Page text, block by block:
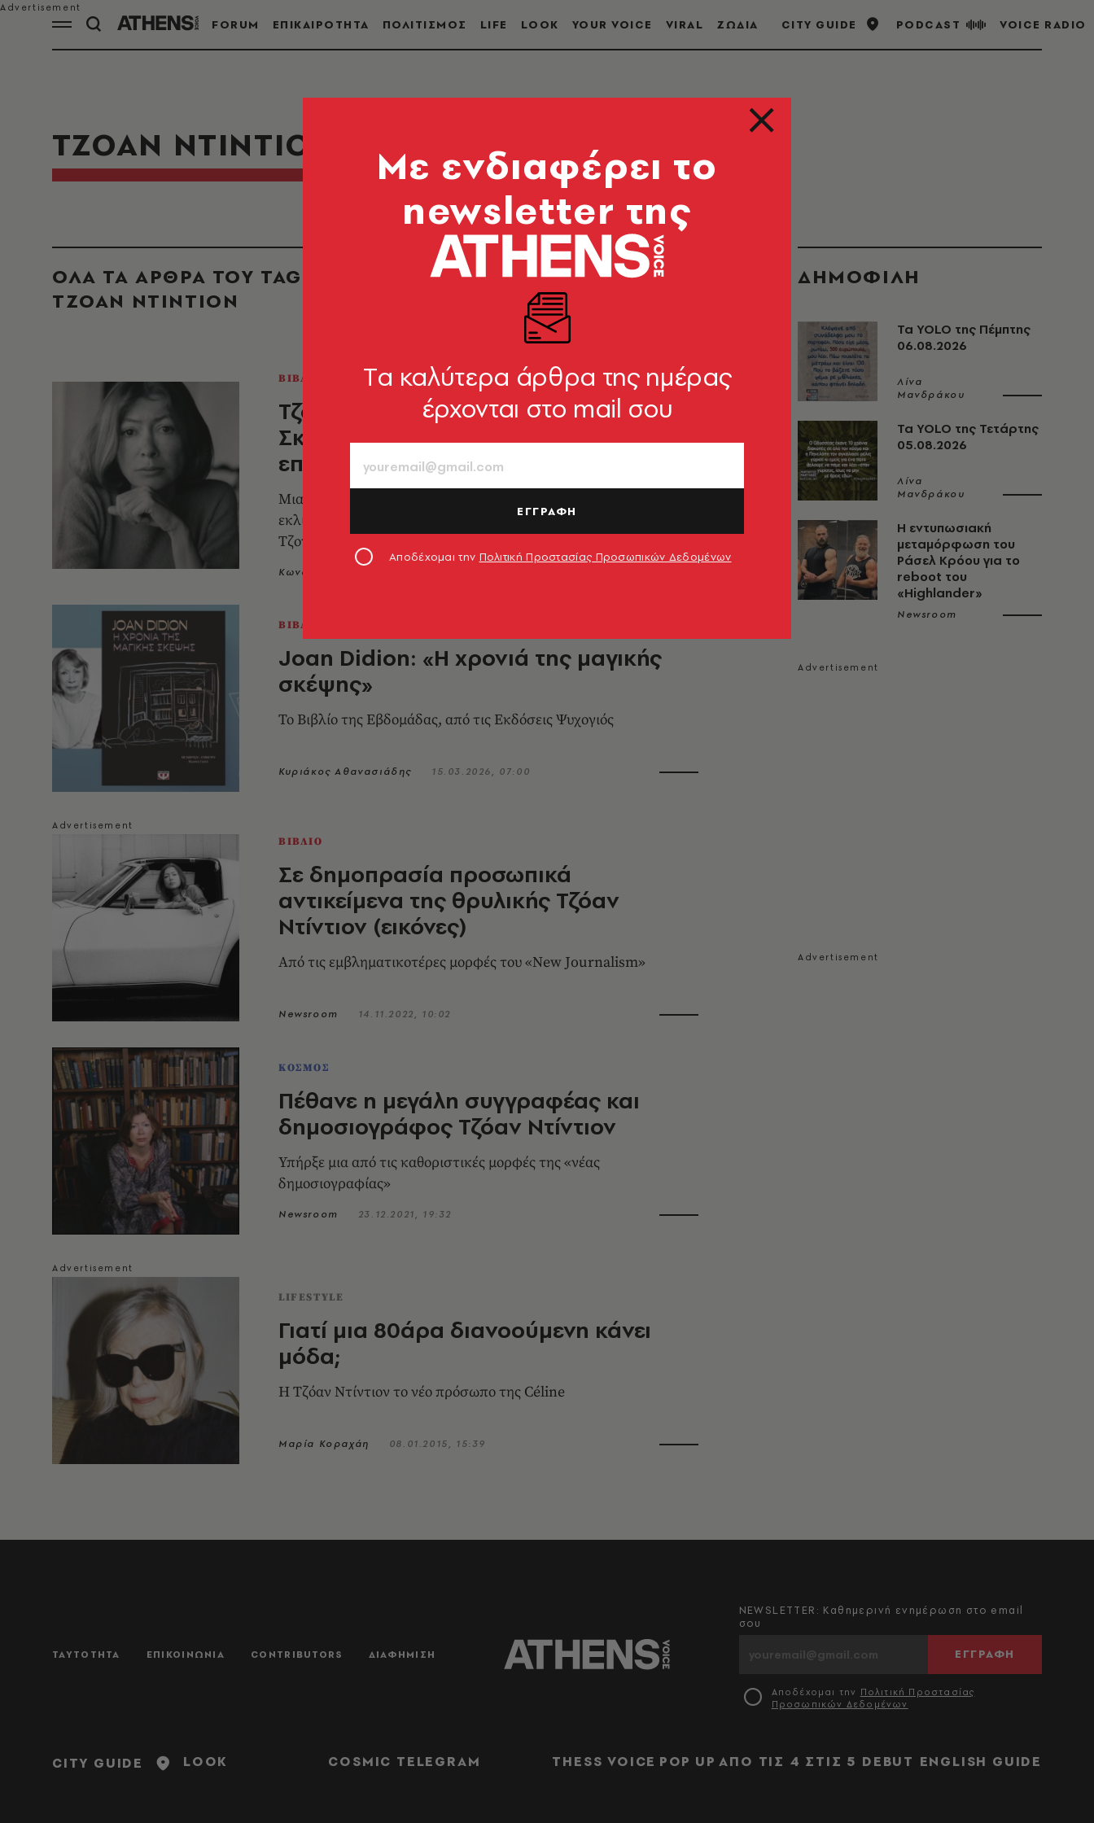
FORUM ΕΠΙΚΑΙΡΟΤΗΤΑ ΠΟΛΙΤΙΣΜΟΣ LIFE LOOK YOUR VOICE VIRAL ΖΩΔΙΑ CITY GUIDE PODCAST VOICE RADIO
ΤΖΟΑΝ ΝΤΙΝΤΙΟΝ
ΟΛΑ ΤΑ ΑΡΘΡΑ ΤΟΥ TAG
ΤΖΟΑΝ ΝΤΙΝΤΙΟΝ
ΒΙΒΛΙΟ
Τζόαν Ντίντιον - Η Xρονιά της Μαγικής
Σκέψης: Το γράψιμο ως τακτική
επιβίωσης
Μια «δημοσιογραφική» εξερεύνηση του πένθους, για τον
εκλιπόντα σύζυγο της επί σαράντα έτη, τον συγγραφέα
Τζον Νταν
Κωνσταντίνος Ματσούκας
ΒΙΒΛΙΟ
Joan Didion: «Η χρονιά της μαγικής
σκέψης»
Το Βιβλίο της Εβδομάδας, από τις Εκδόσεις Ψυχογιός
Κυριάκος Αθανασιάδης 15.03.2026, 07:00
ΒΙΒΛΙΟ
Σε δημοπρασία προσωπικά
αντικείμενα της θρυλικής Τζόαν
Ντίντιον (εικόνες)
Από τις εμβληματικοτέρες μορφές του «Νew Journalism»
Newsroom 14.11.2022, 10:02
ΚΟΣΜΟΣ
Πέθανε η μεγάλη συγγραφέας και
δημοσιογράφος Τζόαν Ντίντιον
Υπήρξε μια από τις καθοριστικές μορφές της «νέας
δημοσιογραφίας»
Newsroom 23.12.2021, 19:32
LIFESTYLE
Γιατί μια 80άρα διανοούμενη κάνει
μόδα;
Η Τζόαν Ντίντιον το νέο πρόσωπο της Céline
Μαρία Κοραχάη 08.01.2015, 15:39
ΔΗΜΟΦΙΛΗ
Τα YOLO της Πέμπτης
06.08.2026
Λίνα
Μανδράκου
Τα YOLO της Τετάρτης
05.08.2026
Λίνα
Μανδράκου
Η εντυπωσιακή
μεταμόρφωση του
Ράσελ Κρόου για το
reboot του
«Highlander»
Newsroom
ΤΑΥΤΟΤΗΤΑ ΕΠΙΚΟΙΝΩΝΙΑ CONTRIBUTORS ΔΙΑΦΗΜΙΣΗ
NEWSLETTER: Καθημερινή ενημέρωση στο email
σου
ΕΓΓΡΑΦΗ
Αποδέχομαι την Πολιτική Προστασίας
Προσωπικών Δεδομένων
CITY GUIDE LOOK COSMIC TELEGRAM THESS VOICE POP UP ΑΠΟ ΤΙΣ 4 ΣΤΙΣ 5 DEBUT ENGLISH GUIDE
Mε ενδιαφέρει το
newsletter της
Tα καλύτερα άρθρα της ημέρας
έρχονται στο mail σου
ΕΓΓΡΑΦΗ
Αποδέχομαι την Πολιτική Προστασίας Προσωπικών Δεδομένων